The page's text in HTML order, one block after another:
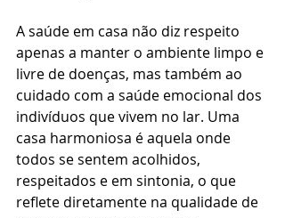
A saúde em casa não diz respeito
apenas a manter o ambiente limpo e
livre de doenças, mas também ao
cuidado com a saúde emocional dos
indivíduos que vivem no lar. Uma
casa harmoniosa é aquela onde
todos se sentem acolhidos,
respeitados e em sintonia, o que
reflete diretamente na qualidade de